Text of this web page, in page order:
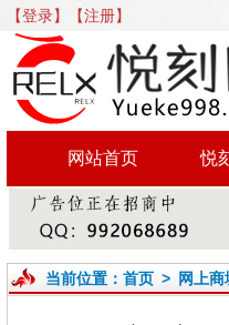
【登录】 【注册】
网站首页 悦
当前位置： 首页> 网上商